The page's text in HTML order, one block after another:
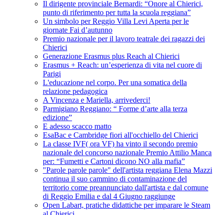
Il dirigente provinciale Bernardi: “Onore al Chierici,
punto di riferimento per tutta la scuola reggiana”
Un simbolo per Reggio Villa Levi Aperta per le
giornate Fai d’autunno
Premio nazionale per il lavoro teatrale dei ragazzi dei
Chierici
Generazione Erasmus plus Reach al Chierici
Erasmus + Reach: un’esperienza di vita nel cuore di
Parigi
L'educazione nel corpo. Per una somatica della
relazione pedagogica
A Vincenza e Mariella, arrivederci!
Parmigiano Reggiano: “ Forme d’arte alla terza
edizione”
E adesso scacco matto
EsaBac e Cambridge fiori all'occhiello del Chierici
La classe IVF( ora VF) ha vinto il secondo premio
nazionale del concorso nazionale Premio Attilio Manca
per: “Fumetti e Cartoni dicono NO alla mafia”
"Parole parole parole" dell'artista reggiana Elena Mazzi
continua il suo cammino di contaminazione del
territorio come preannunciato dall'artista e dal comune
di Reggio Emilia e dal 4 Giugno raggiunge
Open Labart, pratiche didattiche per imparare le Steam